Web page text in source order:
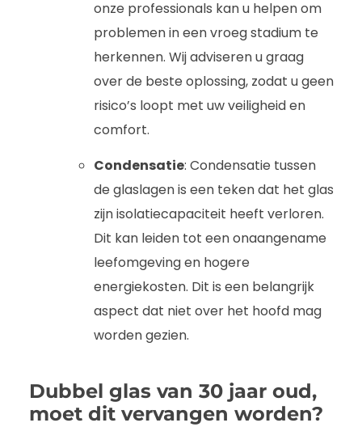
onze professionals kan u helpen om
problemen in een vroeg stadium te
herkennen. Wij adviseren u graag
over de beste oplossing, zodat u geen
risico’s loopt met uw veiligheid en
comfort.
Condensatie: Condensatie tussen
de glaslagen is een teken dat het glas
zijn isolatiecapaciteit heeft verloren.
Dit kan leiden tot een onaangename
leefomgeving en hogere
energiekosten. Dit is een belangrijk
aspect dat niet over het hoofd mag
worden gezien.
Dubbel glas van 30 jaar oud,
moet dit vervangen worden?